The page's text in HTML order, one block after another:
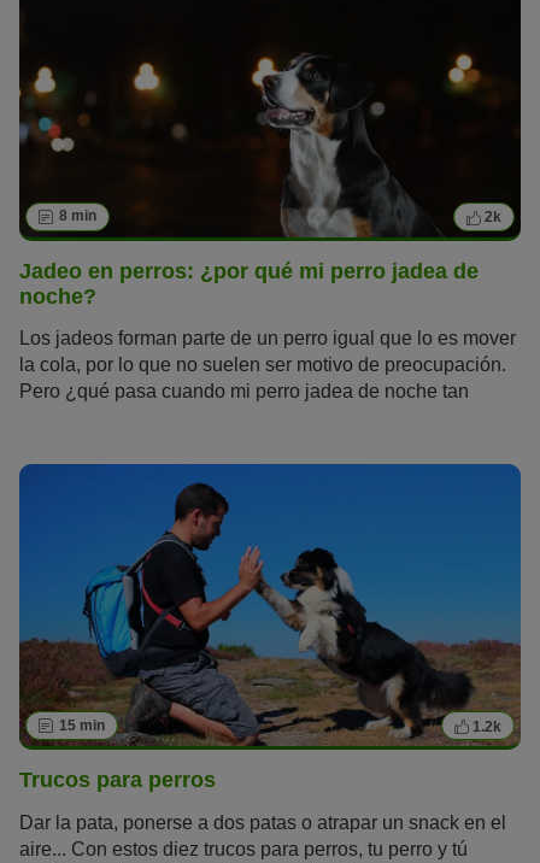
8 min 2k
Jadeo en perros: ¿por qué mi perro jadea de
noche?
Los jadeos forman parte de un perro igual que lo es mover
la cola, por lo que no suelen ser motivo de preocupación.
Pero ¿qué pasa cuando mi perro jadea de noche tan
puedes hacer para ayudarle.
15 min 1.2k
Trucos para perros
Dar la pata, ponerse a dos patas o atrapar un snack en el
aire... Con estos diez trucos para perros, tu perro y tú